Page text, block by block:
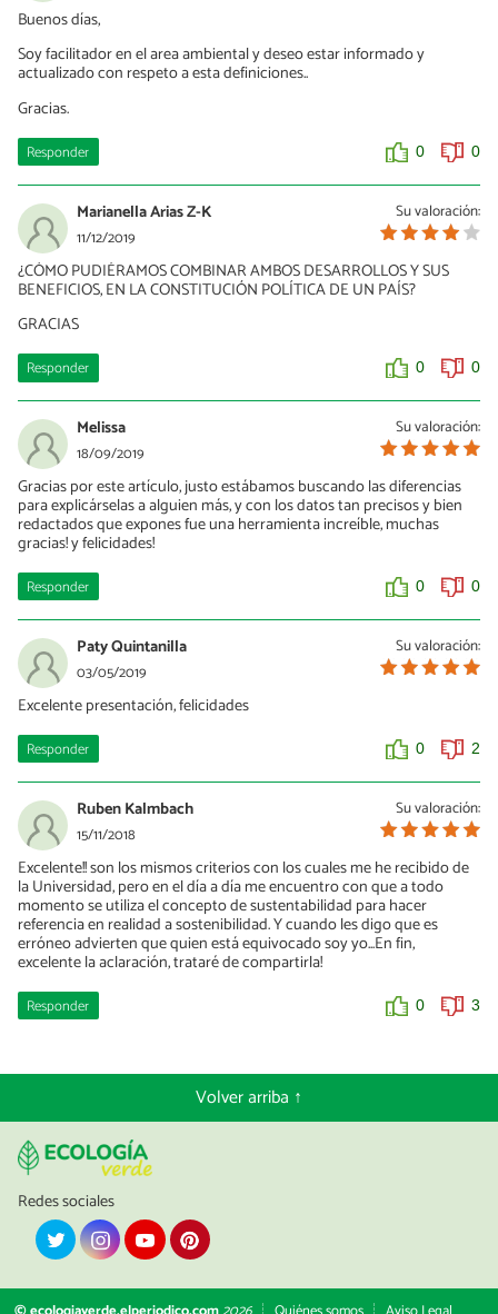
Buenos días,
Soy facilitador en el area ambiental y deseo estar informado y
actualizado con respeto a esta definiciones..
Gracias.
Responder 0 0
Su valoración:
Marianella Arias Z-K
11/12/2019
¿CÓMO PUDIÉRAMOS COMBINAR AMBOS DESARROLLOS Y SUS
BENEFICIOS, EN LA CONSTITUCIÓN POLÍTICA DE UN PAÍS?
GRACIAS
Responder 0 0
Su valoración:
Melissa
18/09/2019
Gracias por este artículo, justo estábamos buscando las diferencias
para explicárselas a alguien más, y con los datos tan precisos y bien
redactados que expones fue una herramienta increíble, muchas
gracias! y felicidades!
Responder 0 0
Su valoración:
Paty Quintanilla
03/05/2019
Excelente presentación, felicidades
Responder 0 2
Su valoración:
Ruben Kalmbach
15/11/2018
Excelente!! son los mismos criterios con los cuales me he recibido de
la Universidad, pero en el día a día me encuentro con que a todo
momento se utiliza el concepto de sustentabilidad para hacer
referencia en realidad a sostenibilidad. Y cuando les digo que es
erróneo advierten que quien está equivocado soy yo...En fin,
excelente la aclaración, trataré de compartirla!
Responder 0 3
Volver arriba ↑
Redes sociales